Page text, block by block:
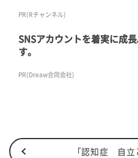
PR(Rチャンネル)
SNSアカウントを着実に成
す。
PR(Dreaw合同会社)
「認知症 自立